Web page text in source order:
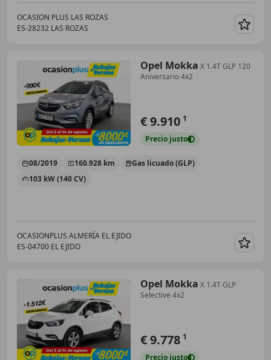
OCASION PLUS LAS ROZAS
ES-28232 LAS ROZAS
Opel Mokka X 1.4T GLP 120
Aniversario 4x2
€ 9.910 1
Precio justo
08/2019 160.928 km
Gas licuado (GLP)
103 kW (140 CV)
OCASIONPLUS ALMERÍA EL EJIDO
ES-04700 EL EJIDO
Opel Mokka X 1.4T GLP
Selective 4x2
€ 9.778 1
Precio justo